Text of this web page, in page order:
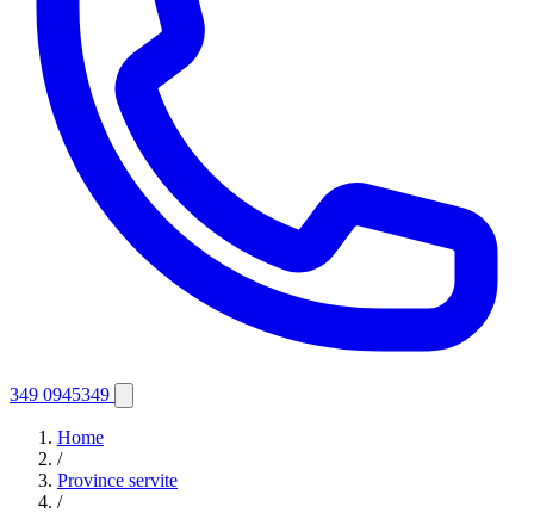
349 0945349
Home
/
Province servite
/